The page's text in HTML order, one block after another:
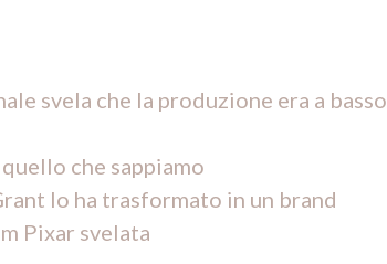
svela che la produzione era a basso
che sappiamo
lo ha trasformato in un brand
Pixar svelata